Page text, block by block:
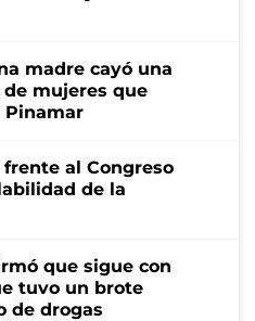
madre cayó una
mujeres que
Pinamar
al Congreso
de la
que sigue con
tuvo un brote
de drogas